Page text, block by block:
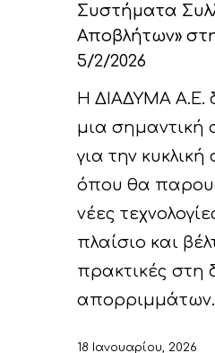
Συστήματα
Αποβλήτων»
5/2/2026
Η ΔΙΑΔΥΜΑ Α.Ε.
μια σημαντική
για την κυκλική
όπου θα
νέες
πλαίσιο και
πρακτικές στη
απορριμμάτων.
18 Ιανουαρίου, 2026